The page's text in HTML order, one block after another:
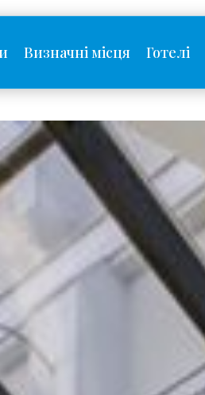
Визначні місця Готелі